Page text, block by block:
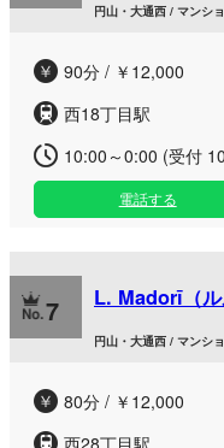
円山・大通西 / マンシ
90分 / ￥12,000
西18丁目駅
10:00～0:00 (受付
電話する
7 L. Madorī（ル
円山・大通西 / マンシ
80分 / ￥12,000
西28丁目駅